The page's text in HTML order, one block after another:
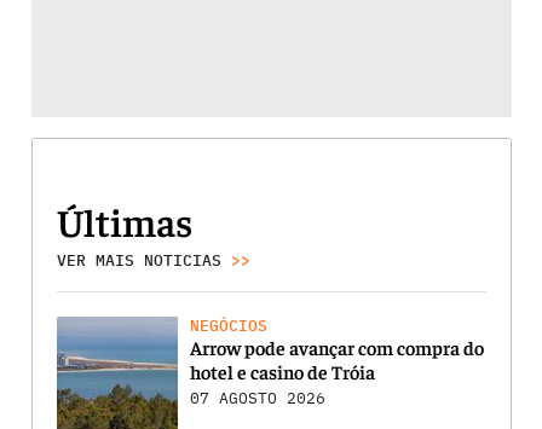
Últimas
VER MAIS NOTICIAS >>
NEGÓCIOS
Arrow pode avançar com compra do
hotel e casino de Tróia
07 AGOSTO 2026